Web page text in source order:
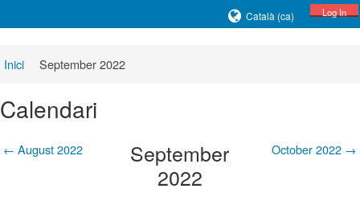
Log In
Català ‎(ca)‎
Inici September 2022
Calendari
← August 2022
September
2022
October 2022 →